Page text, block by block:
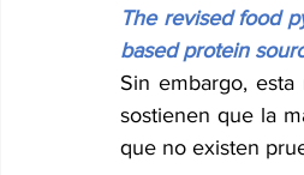
The revised food
based protein
Sin embargo,
sostienen que la
que no existen